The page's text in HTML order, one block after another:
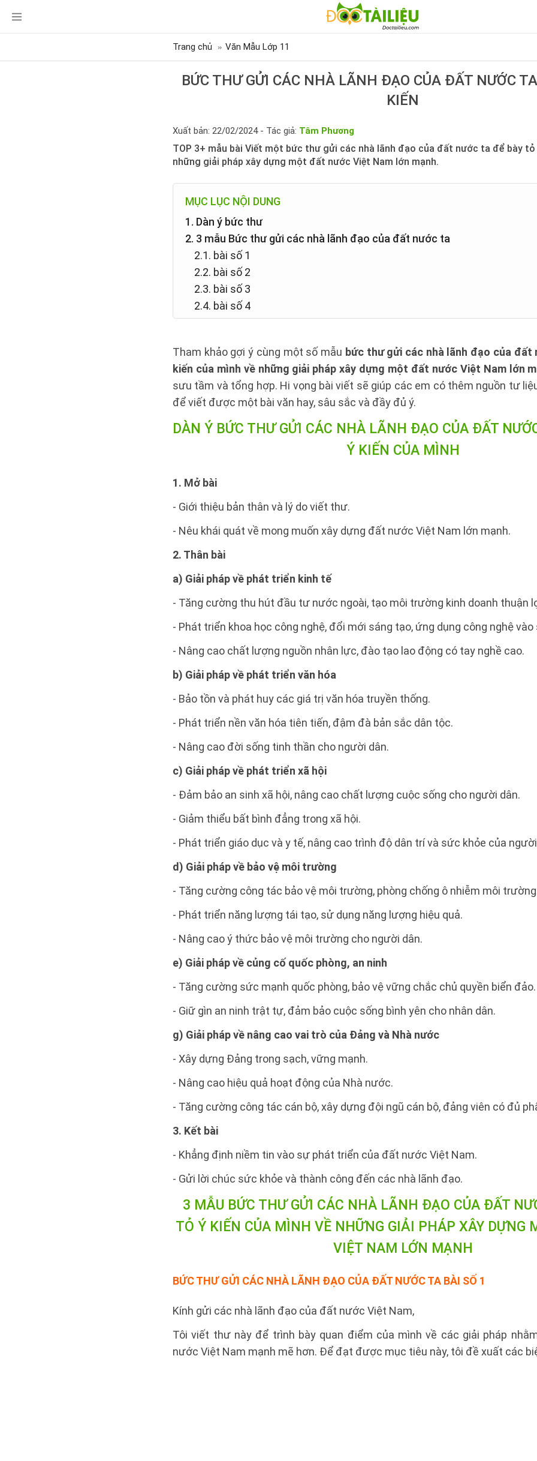
Trang chủ Văn Mẫu Lớp 11
BỨC THƯ GỬI CÁC NHÀ LÃNH ĐẠO CỦA ĐẤT NƯỚC
KIẾN
Xuất bản: 22/02/2024 - Tác giả: Tâm Phương
TOP 3+ mẫu bài Viết một bức thư gửi các nhà lãnh đạo của đất nước ta để bày tỏ
những giải pháp xây dựng một đất nước Việt Nam lớn mạnh.
MỤC LỤC NỘI DUNG
1. Dàn ý bức thư
2. 3 mẫu Bức thư gửi các nhà lãnh đạo của đất nước ta
2.1. bài số 1
2.2. bài số 2
2.3. bài số 3
2.4. bài số 4
Tham khảo gợi ý cùng một số mẫu bức thư gửi các nhà lãnh đạo của
kiến của mình về những giải pháp xây dựng một đất nước Việt Nam lớn
sưu tầm và tổng hợp. Hi vọng bài viết sẽ giúp các em có thêm nguồn tư
để viết được một bài văn hay, sâu sắc và đầy đủ ý.
DÀN Ý BỨC THƯGỬI CÁC NHÀ LÃNH ĐẠO CỦA ĐẤT
Ý KIẾN CỦA MÌNH
1. Mở bài
- Giới thiệu bản thân và lý do viết thư.
- Nêu khái quát về mong muốn xây dựng đất nước Việt Nam lớn mạnh.
2. Thân bài
a) Giải pháp về phát triển kinh tế
- Tăng cường thu hút đầu tư nước ngoài, tạo môi trường kinh doanh thuận
- Phát triển khoa học công nghệ, đổi mới sáng tạo, ứng dụng công nghệ vào
- Nâng cao chất lượng nguồn nhân lực, đào tạo lao động có tay nghề cao.
b) Giải pháp về phát triển văn hóa
- Bảo tồn và phát huy các giá trị văn hóa truyền thống.
- Phát triển nền văn hóa tiên tiến, đậm đà bản sắc dân tộc.
- Nâng cao đời sống tinh thần cho người dân.
c) Giải pháp về phát triển xã hội
- Đảm bảo an sinh xã hội, nâng cao chất lượng cuộc sống cho người dân.
- Giảm thiểu bất bình đẳng trong xã hội.
- Phát triển giáo dục và y tế, nâng cao trình độ dân trí và sức khỏe của
d) Giải pháp về bảo vệ môi trường
- Tăng cường công tác bảo vệ môi trường, phòng chống ô nhiễm môi
- Phát triển năng lượng tái tạo, sử dụng năng lượng hiệu quả.
- Nâng cao ý thức bảo vệ môi trường cho người dân.
e) Giải pháp về củng cố quốc phòng, an ninh
- Tăng cường sức mạnh quốc phòng, bảo vệ vững chắc chủ quyền biển đảo.
- Giữ gìn an ninh trật tự, đảm bảo cuộc sống bình yên cho nhân dân.
g) Giải pháp về nâng cao vai trò của Đảng và Nhà nước
- Xây dựng Đảng trong sạch, vững mạnh.
- Nâng cao hiệu quả hoạt động của Nhà nước.
- Tăng cường công tác cán bộ, xây dựng đội ngũ cán bộ, đảng viên có đủ
3. Kết bài
- Khẳng định niềm tin vào sự phát triển của đất nước Việt Nam.
- Gửi lời chúc sức khỏe và thành công đến các nhà lãnh đạo.
3 MẪU BỨC THƯ GỬI CÁC NHÀ LÃNH ĐẠO CỦA ĐẤT
TỎ Ý KIẾN CỦA MÌNH VỀ NHỮNG GIẢI PHÁP XÂY DỰNG
VIỆT NAM LỚN MẠNH
BỨC THƯ GỬI CÁC NHÀ LÃNH ĐẠO CỦA ĐẤT NƯỚC TA BÀI SỐ 1
Kính gửi các nhà lãnh đạo của đất nước Việt Nam,
Tôi viết thư này để trình bày quan điểm của mình về các giải pháp
nước Việt Nam mạnh mẽ hơn. Để đạt được mục tiêu này, tôi đề xuất các